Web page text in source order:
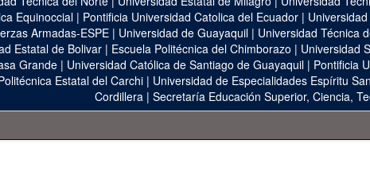
Equinoccial| Pontificia Universidad Catolica del Ecuador|
Armadas-ESPE | Universidad de Guayaquil | Universidad Técnica
Estatal de Bolivar| Escuela Politécnica del Chimborazo | Universidad
Grande | Universidad Católica de Santiago de Guayaquil | Pontificia
Estatal del Carchi | Universidad de Especialidades Espíritu
Cordillera| Secretaría Educación Superior, Ciencia,